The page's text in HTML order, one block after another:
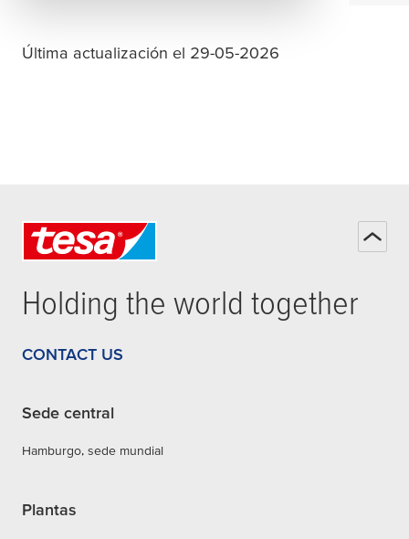
Última actualización el 29-05-2026
Holding the world together
CONTACT US
Sede central
Hamburgo, sede mundial
Plantas